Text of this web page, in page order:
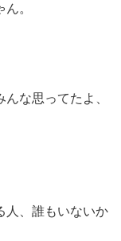
。
な思ってたよ、
人、誰もいないか